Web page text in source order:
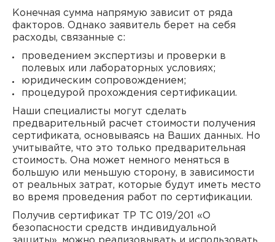
Конечная сумма напрямую зависит от ряда
факторов. Однако заявитель берет на себя
расходы, связанные с:
проведением экспертизы и проверки в
полевых или лабораторных условиях;
юридическим сопровождением;
процедурой прохождения сертификации.
Наши специалисты могут сделать
предварительный расчет стоимости получения
сертификата, основываясь на Ваших данных. Но
учитывайте, что это только предварительная
стоимость. Она может немного меняться в
большую или меньшую сторону, в зависимости
от реальных затрат, которые будут иметь место
во время проведения работ по сертификации.
Получив сертификат ТР ТС 019/201 «О
безопасности средств индивидуальной